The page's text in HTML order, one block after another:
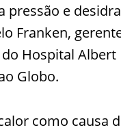
pressão e
Franken,
Hospital Albert
Globo.
como causa